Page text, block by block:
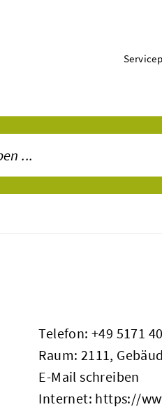
Telefon: +49 5171
Raum: 2111,
E-Mail schreiben
Internet: https://